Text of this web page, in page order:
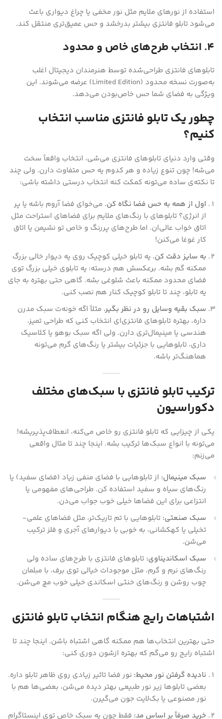
استفاده از نورهای ملایم مثل نور مخفی یا چراغ دیواری باعث
می‌شود تابلو فانتزی بیشتر بدرخشد و حس عمیق‌تری منتقل کند.
۴. انتخاب طرح‌های خاص و محدود
تابلوهای فانتزی طراحی‌شده توسط هنرمندان دیجیتال اغلب
به‌صورت نسخه محدود (Limited Edition) عرضه می‌شوند. این
ویژگی به فضای شما حس خاص‌بودن می‌دهد.
چطور یک تابلو فانتزی مناسب انتخاب
کنیم؟
وقتی وارد دنیای تابلوهای فانتزی می‌شی، انتخاب واقعاً سخت
می‌شه! چون تنوع زیاده و هر کدوم یه حس متفاوت دارن. ولی چند
تا نکته‌ی ساده می‌تونه کمکت کنه انتخاب درستی داشته باشی:
اول از همه به حس فضا نگاه کن. می‌خوای فضا آروم باشه یا پر
از انرژی؟ تابلوهای با رنگ‌های ملایم برای فضاهای استراحت مثل
اتاق خواب عالی‌ان. اما طرح‌های پررنگ و خاص تو نشیمن یا اتاق
کار غوغا می‌کنن!
به سایز دقت کن. یه تابلو خیلی کوچیک روی یه دیوار خالی بزرگ
ممکنه گم بشه. برعکسش هم درسته: یه تابلوی خیلی بزرگ توی
فضای محدود ممکنه باعث شلوغی بشه. گاهی حتی بهتره به جای
یه تابلو، چند تا تابلو کوچیک کنار هم نصب کنی.
سبک بقیه وسایل رو در نظر بگیر. مثلاً اگه خونه‌ت سبک مدرن
داره، بهتره تابلوهای فانتزی‌ای انتخاب کنی که طراحی تمیز،
هندسی یا مینیمال‌تری دارن. ولی اگه سبک بوهو یا کلاسیک
داری، تابلوهایی با جزئیات بیشتر یا رنگ‌های گرم می‌تونه
هماهنگ‌تر باشه.
ترکیب تابلو فانتزی با سبک‌های مختلف
دکوراسیون
یکی از چیزایی که تابلو فانتزی رو خاص می‌کنه، انعطاف‌پذیریشه!
می‌تونه با انواع سبک‌ها ترکیب بشه. اینجا چند تا مثال واقعی
می‌زنم:
سبک مینیمال: از تابلوهایی با فضای منفی زیاد (فضای سفید) یا
رنگ‌های سیاه و سفید استفاده کن. طراحی‌های مفهومی یا
انتزاعی برای این فضاها خیلی خوب جواب می‌دن.
سبک صنعتی: تابلوهایی با تم تاریک‌تر، مثل فضاهای علمی-
تخیلی یا کهکشانی، به خوبی با دیوارهای آجری و فلز ترکیب
می‌شن.
سبک اسکاندیناوی: تابلوهای فانتزی با طرح‌های ساده ولی
رنگ‌های نرم و گرم، مثل موجودات خیالی توی برف، با مبلمان
چوب روشن و رنگ‌های خنثی اسکاندی خیلی خوب مچ می‌شن.
اشتباهات رایج هنگام انتخاب تابلو فانتزی
حتی بهترین انتخاب‌ها هم ممکنه گاهی اشتباه باشن. اینجا چند تا
اشتباه رایج رو می‌گم که بهتره ازشون دوری کنی:
نادیده گرفتن نور محیط: نور فضا تاثیر زیادی روی ظاهر تابلو داره.
بعضی تابلوها زیر نور طبیعی بهتر دیده می‌شن، بعضی‌ها هم با
نور مصنوعی یا بک‌لایت جون می‌گیرن.
خرید صرفاً بر اساس مد: فقط چون یه سبک خاص توی اینستاگرام